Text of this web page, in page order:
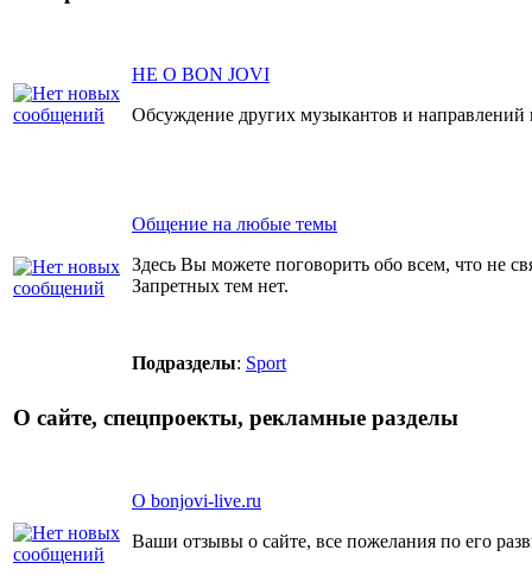
НЕ О BON JOVI
Обсуждение других музыкантов и направлений
Общение на любые темы
Здесь Вы можете поговорить обо всем, что не
Запретных тем нет.
Подразделы: Sport
О сайте, спецпроекты, рекламные разделы
О bonjovi-live.ru
Ваши отзывы о сайте, все пожелания по его